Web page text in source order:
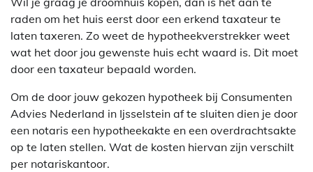
raden om het huis eerst door een erkend taxateur te
laten taxeren. Zo weet de hypotheekverstrekker weet
wat het door jou gewenste huis echt waard is. Dit moet
door een taxateur bepaald worden.
Om de door jouw gekozen hypotheek bij Consumenten
Advies Nederland in Ijsselstein af te sluiten dien je door
een notaris een hypotheekakte en een overdrachtsakte
op te laten stellen. Wat de kosten hiervan zijn verschilt
per notariskantoor.